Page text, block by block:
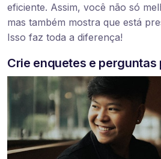
eficiente. Assim, você não só
mas também mostra que está
Isso faz toda a diferença!
Crie enquetes e